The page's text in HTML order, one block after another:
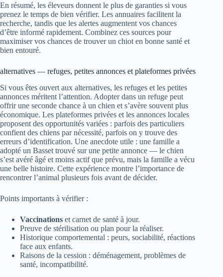
En résumé, les éleveurs donnent le plus de garanties si vous
prenez le temps de bien vérifier. Les annuaires facilitent la
recherche, tandis que les alertes augmentent vos chances
d’être informé rapidement. Combinez ces sources pour
maximiser vos chances de trouver un chiot en bonne santé et
bien entouré.
alternatives — refuges, petites annonces et plateformes privées
Si vous êtes ouvert aux alternatives, les refuges et les petites
annonces méritent l’attention. Adopter dans un refuge peut
offrir une seconde chance à un chien et s’avère souvent plus
économique. Les plateformes privées et les annonces locales
proposent des opportunités variées : parfois des particuliers
confient des chiens par nécessité, parfois on y trouve des
erreurs d’identification. Une anecdote utile : une famille a
adopté un Basset trouvé sur une petite annonce — le chien
s’est avéré âgé et moins actif que prévu, mais la famille a vécu
une belle histoire. Cette expérience montre l’importance de
rencontrer l’animal plusieurs fois avant de décider.
Points importants à vérifier :
Vaccinations et carnet de santé à jour.
Preuve de stérilisation ou plan pour la réaliser.
Historique comportemental : peurs, sociabilité, réactions
face aux enfants.
Raisons de la cession : déménagement, problèmes de
santé, incompatibilité.